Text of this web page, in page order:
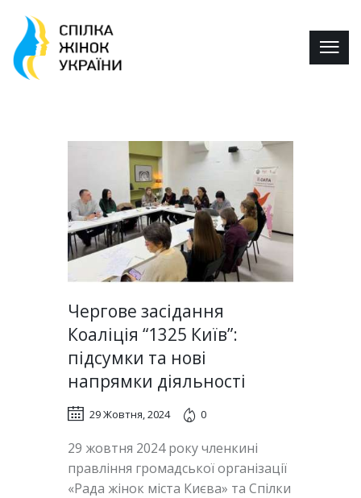
Чергове засідання
Коаліція “1325 Київ”:
підсумки та нові
напрямки діяльності
29 Жовтня, 2024 0
29 жовтня 2024 року членкині
правління громадської організації
«Рада жінок міста Києва» та Спілки